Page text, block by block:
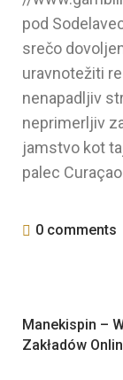
pod
srečo
uravnotežiti
nenapadljiv
neprimerljiv
jamstvo kot
palec Curaçao
0 comments
Manekispin –
Zakładów